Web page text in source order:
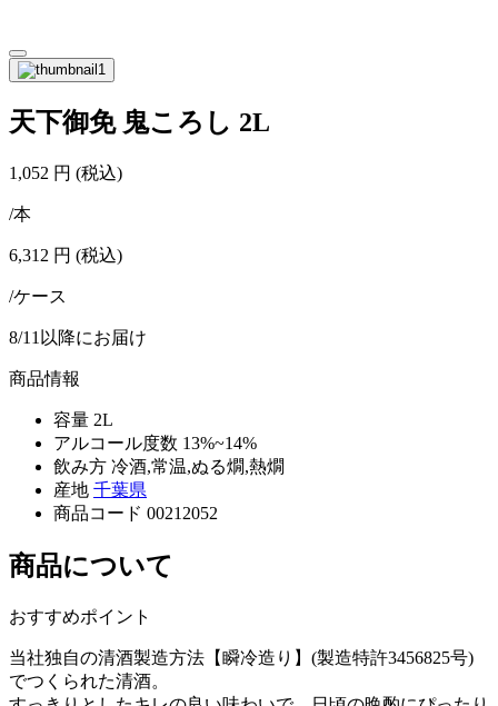
天下御免 鬼ころし 2L
1,052 円 (税込)
/本
6,312 円 (税込)
/ケース
8/11以降にお届け
商品情報
容量 2L
アルコール度数 13%~14%
飲み方 冷酒,常温,ぬる燗,熱燗
産地 千葉県
商品コード 00212052
商品について
おすすめポイント
当社独自の清酒製造方法【瞬冷造り】(製造特許3456825号)
でつくられた清酒。